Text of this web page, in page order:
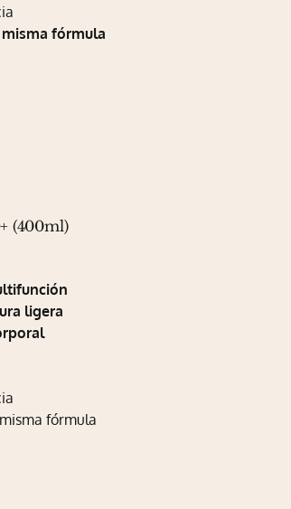
fórmula
opciones
elegir
en
la
producto
(400ml)
ligera
fórmula